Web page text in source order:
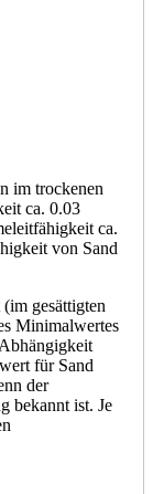
im trockenen
ca. 0.03
ca.
von Sand
gesättigten
Minimalwertes
für Sand
der
bekannt ist. Je